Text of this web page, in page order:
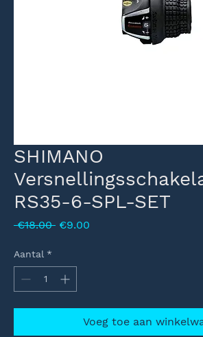
SHIMANO
RS35-6-SPL-SET
€18.00 Normale
€9.00
Aantal *
Voeg toe aan